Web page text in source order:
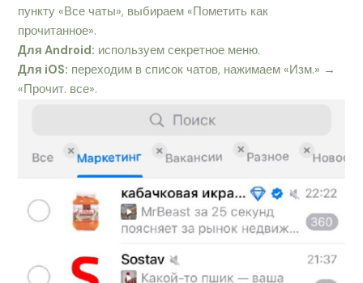
пункту «Все чаты», выбираем «Пометить как
прочитанное».
Для Android: используем секретное меню.
Для iOS: переходим в список чатов, нажимаем «Изм.» →
«Прочит. все».